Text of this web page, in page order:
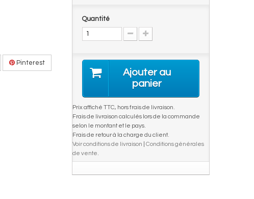
Pinterest
Quantité
Ajouter au
panier
Prix affiché TTC, hors frais de livraison.
Frais de livraison calculés lors de la commande
selon le montant et le pays.
Frais de retour à la charge du client.
Voir conditions de livraison
Conditions générales
de vente